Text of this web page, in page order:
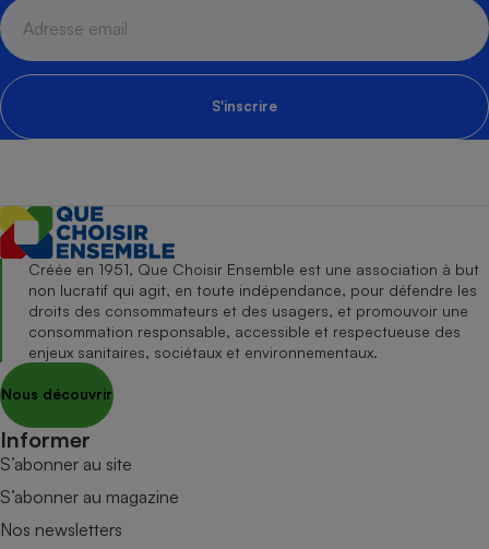
S'inscrire
Créée en 1951, Que Choisir Ensemble est une association à but
non lucratif qui agit, en toute indépendance, pour défendre les
droits des consommateurs et des usagers, et promouvoir une
consommation responsable, accessible et respectueuse des
enjeux sanitaires, sociétaux et environnementaux.
Nous découvrir
Informer
S’abonner au site
S’abonner au magazine
Nos newsletters